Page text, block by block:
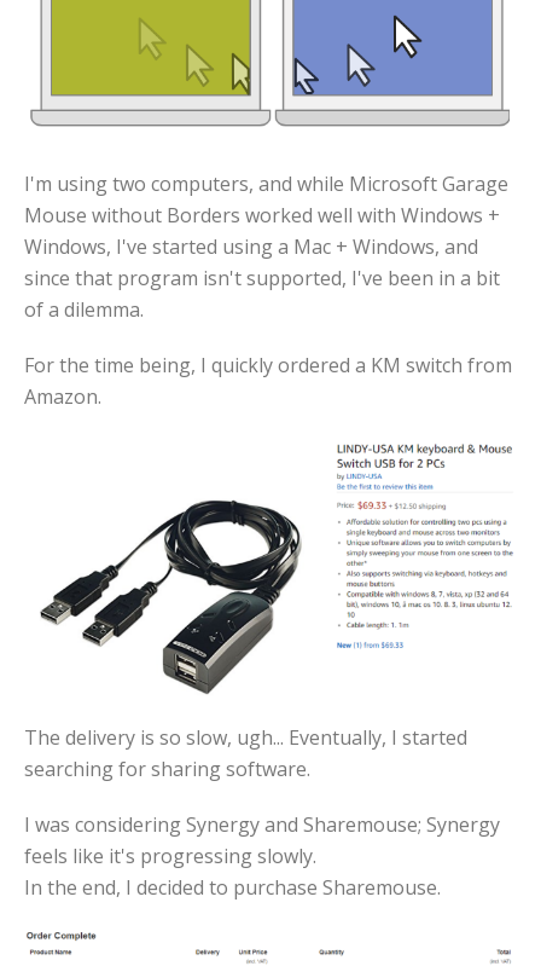
I'm using two computers, and while Microsoft Garage
Mouse without Borders worked well with Windows +
Windows, I've started using a Mac + Windows, and
since that program isn't supported, I've been in a bit
of a dilemma.
For the time being, I quickly ordered a KM switch from
Amazon.
The delivery is so slow, ugh... Eventually, I started
searching for sharing software.
I was considering Synergy and Sharemouse; Synergy
feels like it's progressing slowly.
In the end, I decided to purchase Sharemouse.